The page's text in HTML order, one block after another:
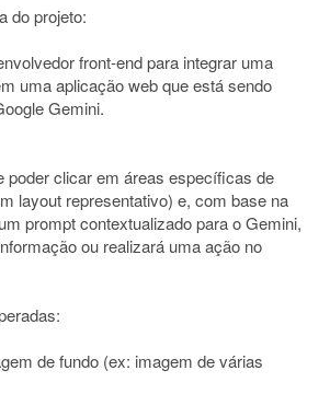
do projeto:
front-end para integrar uma
uma aplicação web que está sendo
Gemini.
poder clicar em áreas específicas de
layout representativo) e, com base na
prompt contextualizado para o Gemini,
ou realizará uma ação no
de fundo (ex: imagem de várias